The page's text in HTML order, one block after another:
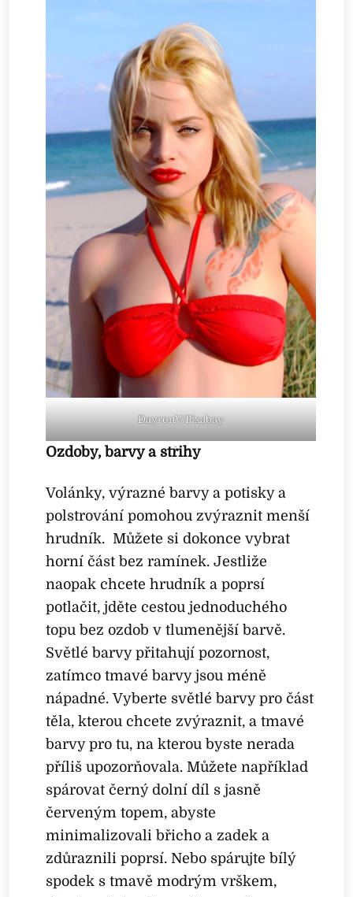
DayronV/Pixabay
Ozdoby, barvy a střihy
Volánky, výrazné barvy a potisky a
polstrování pomohou zvýraznit menší
hrudník. Můžete si dokonce vybrat
horní část bez ramínek. Jestliže
naopak chcete hrudník a poprsí
potlačit, jděte cestou jednoduchého
topu bez ozdob v tlumenější barvě.
Světlé barvy přitahují pozornost,
zatímco tmavé barvy jsou méně
nápadné. Vyberte světlé barvy pro část
těla, kterou chcete zvýraznit, a tmavé
barvy pro tu, na kterou byste nerada
příliš upozorňovala. Můžete například
spárovat černý dolní díl s jasně
červeným topem, abyste
minimalizovali břicho a zadek a
zdůraznili poprsí. Nebo spárujte bílý
spodek s tmavě modrým vrškem,